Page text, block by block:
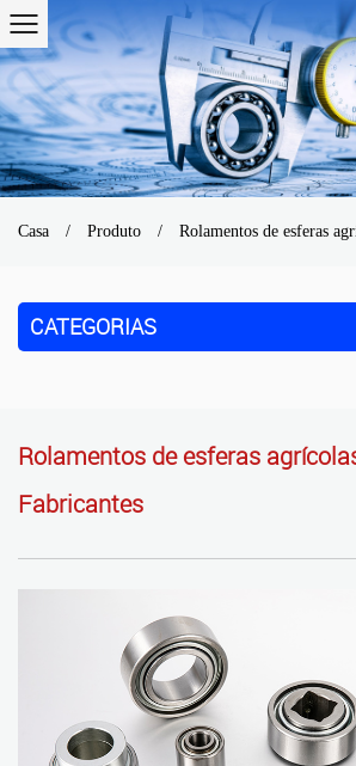
Casa / Produto / Rolamentos de esferas
CATEGORIAS
Rolamentos de esferas
Fabricantes